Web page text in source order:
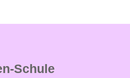
Schule